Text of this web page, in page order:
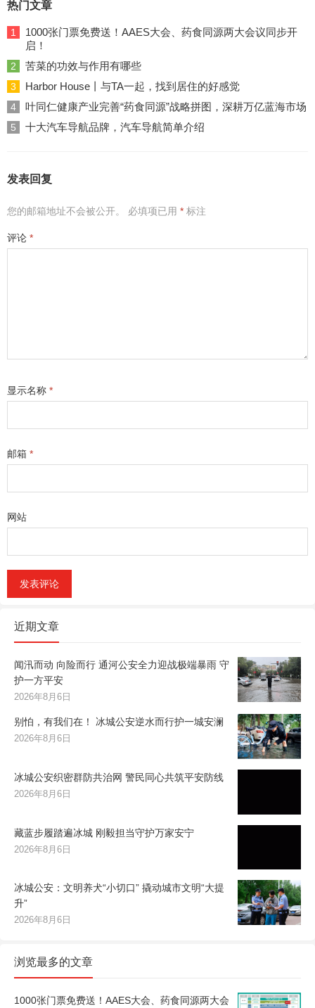
热门文章
1
1000张门票免费送！AAES大会、药食同源两大会议同步开
启！
2 苦菜的功效与作用有哪些
3 Harbor House丨与TA一起，找到居住的好感觉
4 叶同仁健康产业完善“药食同源”战略拼图，深耕万亿蓝海市场
5 十大汽车导航品牌，汽车导航简单介绍
发表回复
您的邮箱地址不会被公开。 必填项已用 * 标注
评论 *
显示名称 *
邮箱 *
网站
近期文章
闻汛而动 向险而行 通河公安全力迎战极端暴雨 守
护一方平安
2026年8月6日
别怕，有我们在！ 冰城公安逆水而行护一城安澜
2026年8月6日
冰城公安织密群防共治网 警民同心共筑平安防线
2026年8月6日
藏蓝步履踏遍冰城 刚毅担当守护万家安宁
2026年8月6日
冰城公安：文明养犬“小切口” 撬动城市文明“大提
升”
2026年8月6日
浏览最多的文章
1000张门票免费送！AAES大会、药食同源两大会